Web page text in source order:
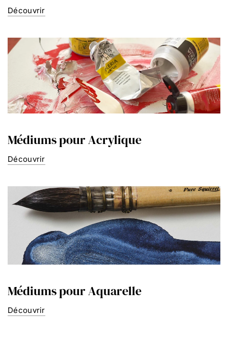
Découvrir
Médiums pour Acrylique
Découvrir
Médiums pour Aquarelle
Découvrir